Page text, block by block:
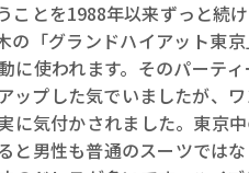
ことを1988年以来ずっと続
の「グランドハイアット東
に使われます。そのパーテ
ップした気でいましたが、
に気付かされました。東京
と男性も普通のスーツでは